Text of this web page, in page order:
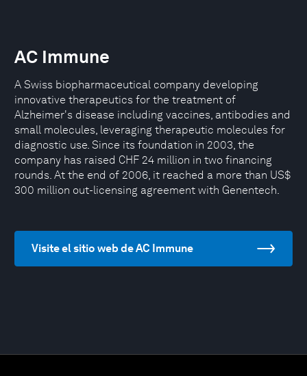
AC Immune
A Swiss biopharmaceutical company developing
innovative therapeutics for the treatment of
Alzheimer's disease including vaccines, antibodies and
small molecules, leveraging therapeutic molecules for
diagnostic use. Since its foundation in 2003, the
company has raised CHF 24 million in two financing
rounds. At the end of 2006, it reached a more than US$
300 million out-licensing agreement with Genentech.
Visite el sitio web de AC Immune